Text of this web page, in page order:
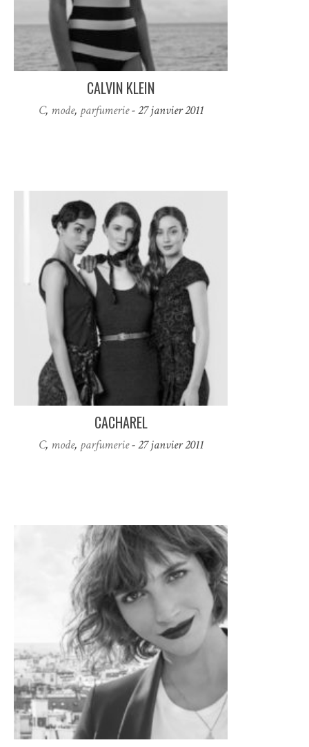
CALVIN KLEIN
C, mode, parfumerie- 27 janvier 2011
CACHAREL
C, mode, parfumerie- 27 janvier 2011